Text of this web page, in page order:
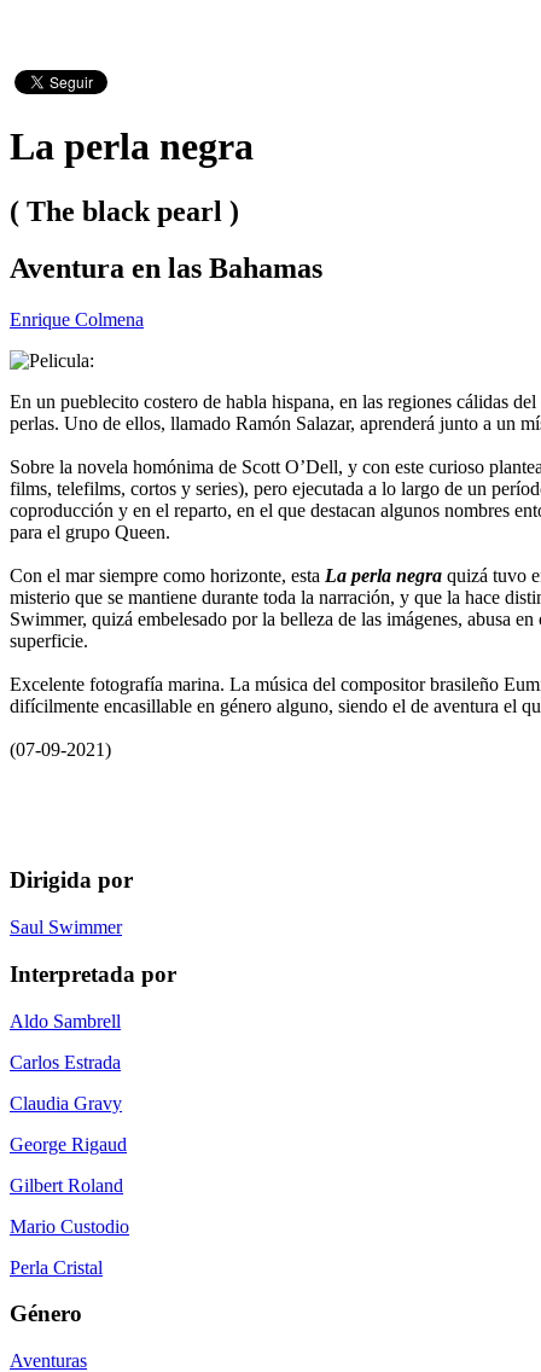
La perla negra
( The black pearl )
Aventura en las Bahamas
Enrique Colmena
En un pueblecito costero de habla hispana, en las regiones cálidas
perlas. Uno de ellos, llamado Ramón Salazar, aprenderá junto a un
Sobre la novela homónima de Scott O’Dell, y con este curioso
films, telefilms, cortos y series), pero ejecutada a lo largo de un
coproducción y en el reparto, en el que destacan algunos nombres
para el grupo Queen.
Con el mar siempre como horizonte, esta La perla negra quizá tuvo
misterio que se mantiene durante toda la narración, y que la hace
Swimmer, quizá embelesado por la belleza de las imágenes, abusa
superficie.
Excelente fotografía marina. La música del compositor brasileño
difícilmente encasillable en género alguno, siendo el de aventura el
(07-09-2021)
Dirigida por
Saul Swimmer
Interpretada por
Aldo Sambrell
Carlos Estrada
Claudia Gravy
George Rigaud
Gilbert Roland
Mario Custodio
Perla Cristal
Género
Aventuras